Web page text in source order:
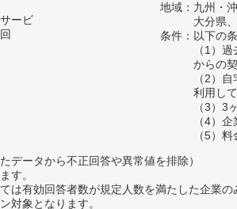
ービ
地域：九州・
大分県
条件：以下の
（1）
からの
（2）
利用し
（3）3
（4）
（5）
ータから不正回答や異常値を排除）
す。
有効回答者数が規定人数を満たした企業
対象となります。